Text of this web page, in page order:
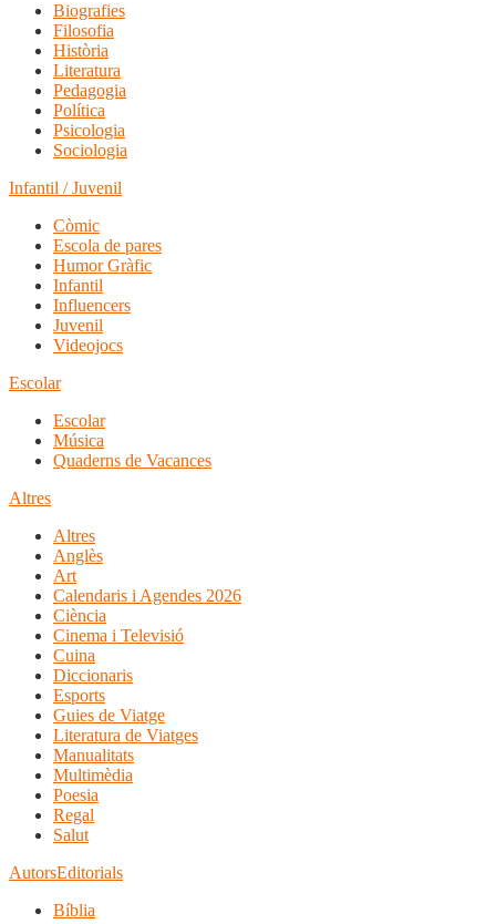
Biografies
Filosofia
Història
Literatura
Pedagogia
Política
Psicologia
Sociologia
Infantil / Juvenil
Còmic
Escola de pares
Humor Gràfic
Infantil
Influencers
Juvenil
Videojocs
Escolar
Escolar
Música
Quaderns de Vacances
Altres
Altres
Anglès
Art
Calendaris i Agendes 2026
Ciència
Cinema i Televisió
Cuina
Diccionaris
Esports
Guies de Viatge
Literatura de Viatges
Manualitats
Multimèdia
Poesia
Regal
Salut
AutorsEditorials
Bíblia